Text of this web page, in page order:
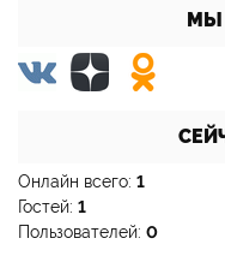
МЫ
Онлайн всего: 1
Гостей: 1
Пользователей: 0